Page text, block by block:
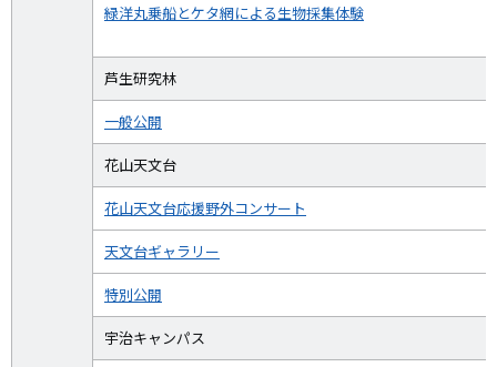
緑洋丸乗船とケタ網による生物採集体験
芦生研究林
一般公開
花山天文台
花山天文台応援野外コンサート
天文台ギャラリー
特別公開
宇治キャンパス